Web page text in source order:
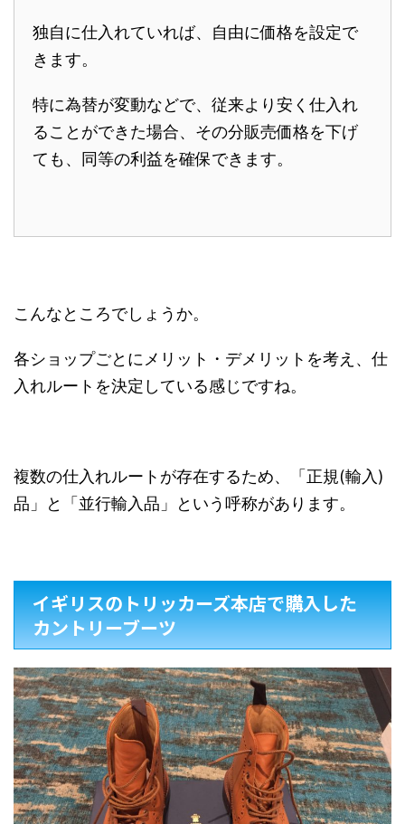
独自に仕入れていれば、自由に価格を設定で
きます。
特に為替が変動などで、従来より安く仕入れ
ることができた場合、その分販売価格を下げ
ても、同等の利益を確保できます。
こんなところでしょうか。
各ショップごとにメリット・デメリットを考え、仕
入れルートを決定している感じですね。
複数の仕入れルートが存在するため、「正規(輸入)
品」と「並行輸入品」という呼称があります。
イギリスのトリッカーズ本店で購入した
カントリーブーツ